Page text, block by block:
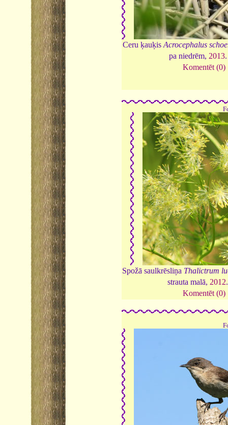
Ceru ķauķisAcrocephalus
pa niedrēm, 2013
Komentēt (0)
Spožā saulkrēsliņa Thalictrum
strauta malā, 2012
Komentēt (0)